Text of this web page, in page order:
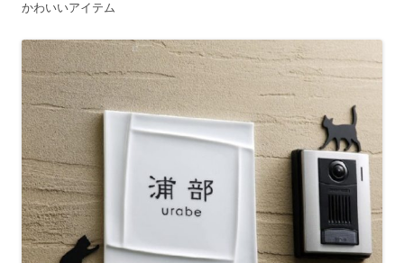
かわいいアイテム